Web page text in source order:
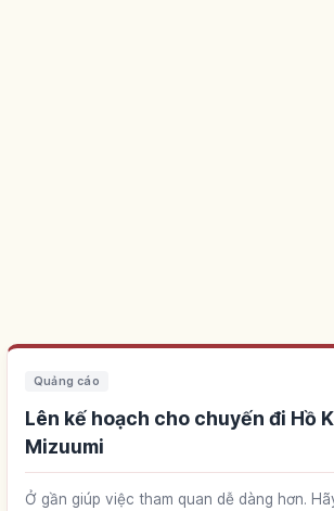
Quảng cáo
Lên kế hoạch cho chuyến đi Hồ
Mizuumi
Ở gần giúp việc tham quan dễ dàng hơn.